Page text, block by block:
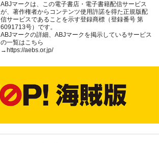
ABJマークは、この電子書店・電子書籍配信サービス
が、著作権者からコンテンツ使用許諾を得た正規版配
信サービスであることを示す登録商標（登録番号 第
6091713号）です。
ABJマークの詳細、ABJマークを掲示しているサービス
の一覧はこちら
→ https://aebs.or.jp/